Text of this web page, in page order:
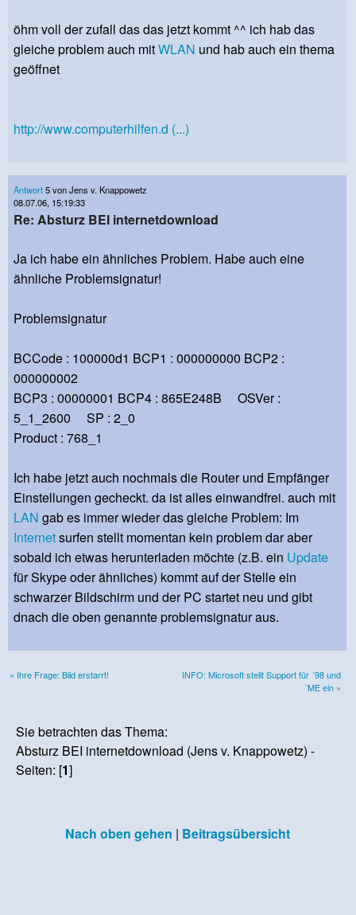
öhm voll der zufall das das jetzt kommt ^^ ich hab das
gleiche problem auch mitWLAN und hab auch ein thema
geöffnet
http://www.computerhilfen.d (...)
Antwort5 von Jens v. Knappowetz
08.07.06, 15:19:33
Re: Absturz BEI internetdownload
Ja ich habe ein ähnliches Problem. Habe auch eine
ähnliche Problemsignatur!
Problemsignatur
BCCode : 100000d1 BCP1 : 000000000 BCP2 :
000000002
BCP3 : 00000001 BCP4 : 865E248B OSVer :
5_1_2600 SP : 2_0
Product : 768_1
Ich habe jetzt auch nochmals die Router und Empfänger
Einstellungen gecheckt. da ist alles einwandfrei. auch mit
LAN gab es immer wieder das gleiche Problem: Im
Internetsurfen stellt momentan kein problem dar aber
sobald ich etwas herunterladen möchte (z.B. ein Update
für Skype oder ähnliches) kommt auf der Stelle ein
schwarzer Bildschirm und der PC startet neu und gibt
dnach die oben genannte problemsignatur aus.
« Ihre Frage: Bild erstarrt!
INFO: Microsoft stellt Support für ´98 und
´ME ein »
Sie betrachten das Thema:
Absturz BEI internetdownload (Jens v. Knappowetz) -
Seiten: [1]
Nach oben gehen | Beitragsübersicht